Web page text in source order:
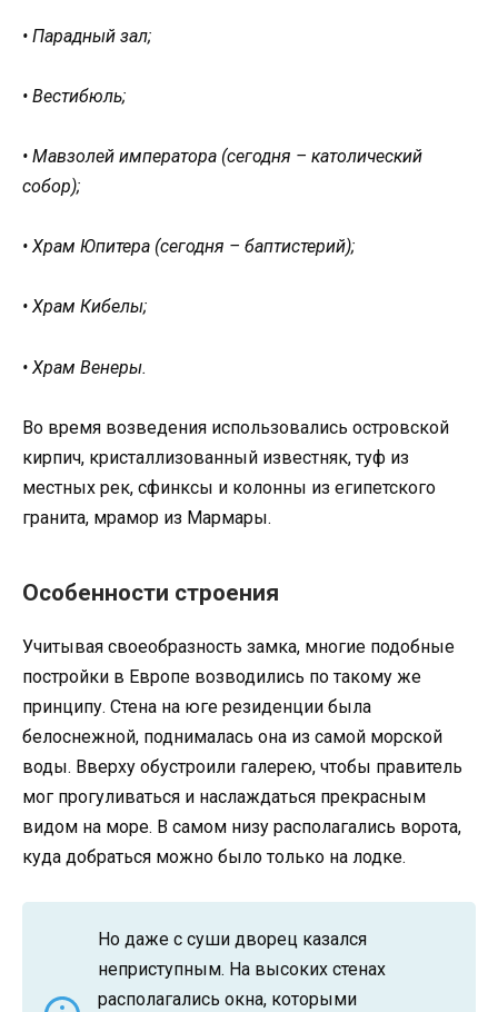
• Парадный зал;
• Вестибюль;
• Мавзолей императора (сегодня – католический
собор);
• Храм Юпитера (сегодня – баптистерий);
• Храм Кибелы;
• Храм Венеры.
Во время возведения использовались островской
кирпич, кристаллизованный известняк, туф из
местных рек, сфинксы и колонны из египетского
гранита, мрамор из Мармары.
Особенности строения
Учитывая своеобразность замка, многие подобные
постройки в Европе возводились по такому же
принципу. Стена на юге резиденции была
белоснежной, поднималась она из самой морской
воды. Вверху обустроили галерею, чтобы правитель
мог прогуливаться и наслаждаться прекрасным
видом на море. В самом низу располагались ворота,
куда добраться можно было только на лодке.
Но даже с суши дворец казался
неприступным. На высоких стенах
располагались окна, которыми